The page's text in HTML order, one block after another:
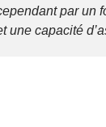
par un
une capacité